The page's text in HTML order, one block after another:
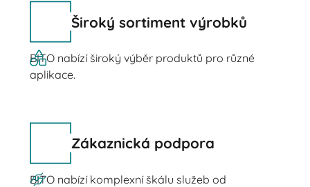
Široký sortiment výrobků
BITO nabízí široký výběr produktů pro různé
aplikace.
Zákaznická podpora
BITO nabízí komplexní škálu služeb od